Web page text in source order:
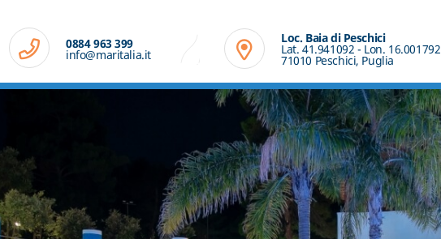
0884 963 399
info@maritalia.it
Loc. Baia di Peschici
Lat. 41.941092 - Lon. 16.001792
71010 Peschici, Puglia